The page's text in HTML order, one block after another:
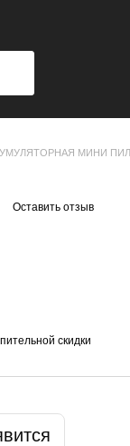
МИНИ ПИЛА
Оставить отзыв
скидки